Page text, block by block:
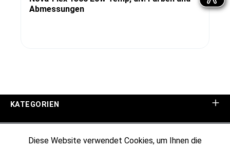
Abmessungen
KATEGORIEN
Diese Website verwendet Cookies, um Ihnen die